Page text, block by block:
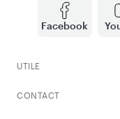
Facebook
UTILE
CONTACT